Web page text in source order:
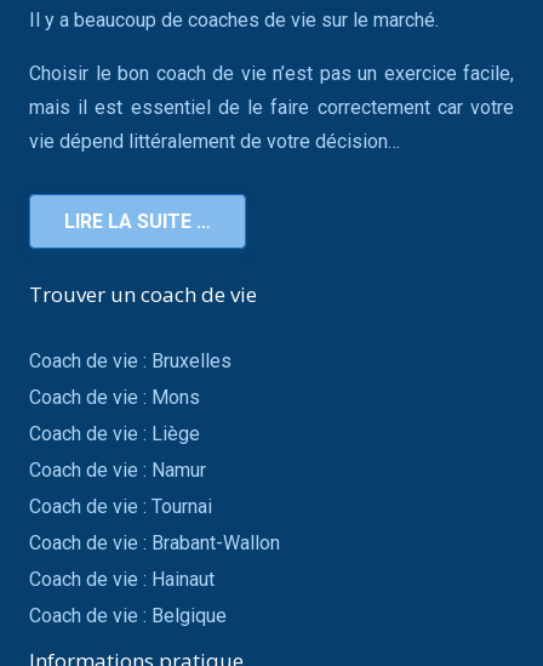
Il y a beaucoup de coaches de vie sur le marché.
Choisir le bon coach de vie n’est pas un exercice facile,
mais il est essentiel de le faire correctement car votre
vie dépend littéralement de votre décision…
LIRE LA SUITE …
Trouver un coach de vie
Coach de vie : Bruxelles
Coach de vie : Mons
Coach de vie : Liège
Coach de vie : Namur
Coach de vie : Tournai
Coach de vie : Brabant-Wallon
Coach de vie : Hainaut
Coach de vie : Belgique